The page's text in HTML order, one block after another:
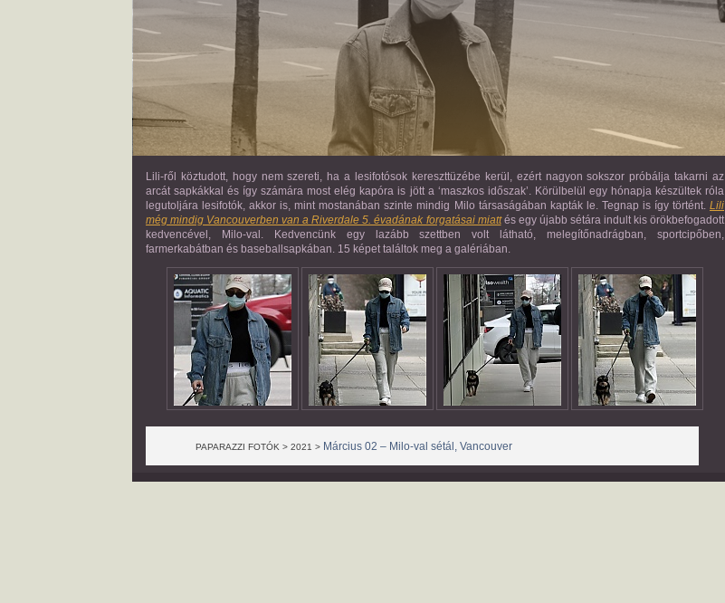
Lili-ről köztudott, hogy nem szereti, ha a lesifotósok kereszttüzébe kerül, ezért nagyon sokszor próbálja takarni az
arcát sapkákkal és így számára most elég kapóra is jött a ‘maszkos időszak’. Körülbelül egy hónapja készültek róla
legutoljára lesifotók, akkor is, mint mostanában szinte mindig Milo társaságában kapták le. Tegnap is így történt. Lili
még mindig Vancouverben van a Riverdale 5. évadának forgatásai miattés egy újabb sétára indult kis örökbefogadott
kedvencével, Milo-val. Kedvencünk egy lazább szettben volt látható, melegítőnadrágban, sportcipőben,
farmerkabátban és baseballsapkában. 15 képet találtok meg a galériában.
PAPARAZZI FOTÓK > 2021 > Március 02 – Milo-val sétál, Vancouver